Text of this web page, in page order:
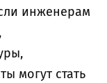
инженерам
могут стать